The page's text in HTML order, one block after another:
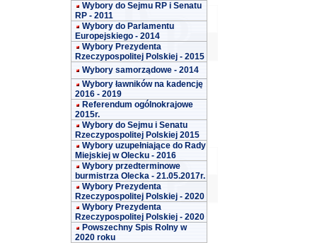
Wybory do Sejmu RP i Senatu
RP - 2011
Wybory do Parlamentu
Europejskiego - 2014
Wybory Prezydenta
Rzeczypospolitej Polskiej - 2015
Wybory samorządowe - 2014
Wybory ławników na kadencję
2016 - 2019
Referendum ogólnokrajowe
2015r.
Wybory do Sejmu i Senatu
Rzeczypospolitej Polskiej 2015
Wybory uzupełniające do Rady
Miejskiej w Olecku - 2016
Wybory przedterminowe
burmistrza Olecka - 21.05.2017r.
Wybory Prezydenta
Rzeczypospolitej Polskiej - 2020
Wybory Prezydenta
Rzeczypospolitej Polskiej - 2020
Powszechny Spis Rolny w
2020 roku